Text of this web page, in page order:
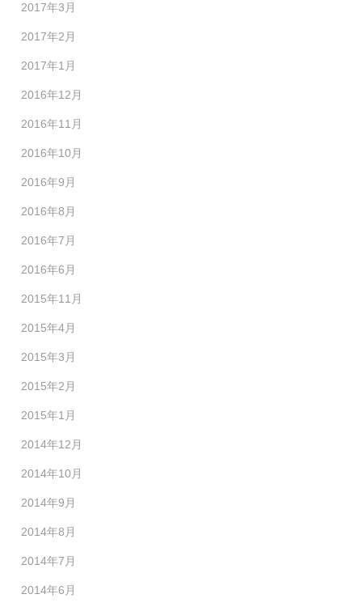
2017年3月
2017年2月
2017年1月
2016年12月
2016年11月
2016年10月
2016年9月
2016年8月
2016年7月
2016年6月
2015年11月
2015年4月
2015年3月
2015年2月
2015年1月
2014年12月
2014年10月
2014年9月
2014年8月
2014年7月
2014年6月